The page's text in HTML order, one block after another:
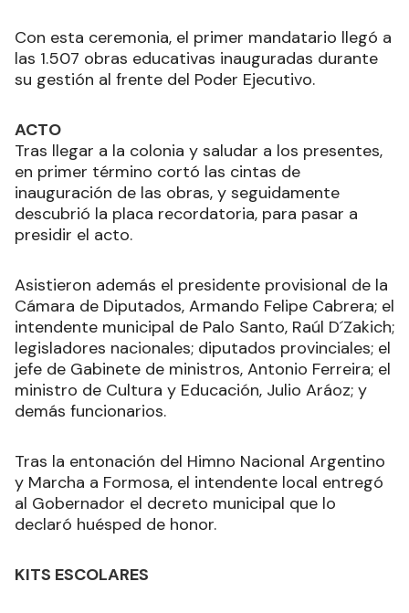
Con esta ceremonia, el primer mandatario llegó a
las 1.507 obras educativas inauguradas durante
su gestión al frente del Poder Ejecutivo.
ACTO
Tras llegar a la colonia y saludar a los presentes,
en primer término cortó las cintas de
inauguración de las obras, y seguidamente
descubrió la placa recordatoria, para pasar a
presidir el acto.
Asistieron además el presidente provisional de la
Cámara de Diputados, Armando Felipe Cabrera; el
intendente municipal de Palo Santo, Raúl D´Zakich;
legisladores nacionales; diputados provinciales; el
jefe de Gabinete de ministros, Antonio Ferreira; el
ministro de Cultura y Educación, Julio Aráoz; y
demás funcionarios.
Tras la entonación del Himno Nacional Argentino
y Marcha a Formosa, el intendente local entregó
al Gobernador el decreto municipal que lo
declaró huésped de honor.
KITS ESCOLARES